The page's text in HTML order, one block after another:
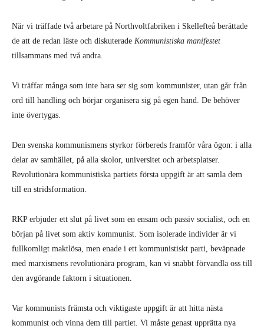
När vi träffade två arbetare på Northvoltfabriken i Skellefteå berättade
de att de redan läste och diskuterade Kommunistiska manifestet
tillsammans med två andra.
Vi träffar många som inte bara ser sig som kommunister, utan går från
ord till handling och börjar organisera sig på egen hand. De behöver
inte övertygas.
Den svenska kommunismens styrkor förbereds framför våra ögon: i alla
delar av samhället, på alla skolor, universitet och arbetsplatser.
Revolutionära kommunistiska partiets första uppgift är att samla dem
till en stridsformation.
RKP erbjuder ett slut på livet som en ensam och passiv socialist, och en
början på livet som aktiv kommunist. Som isolerade individer är vi
fullkomligt maktlösa, men enade i ett kommunistiskt parti, beväpnade
med marxismens revolutionära program, kan vi snabbt förvandla oss till
den avgörande faktorn i situationen.
Var kommunists främsta och viktigaste uppgift är att hitta nästa
kommunist och vinna dem till partiet. Vi måste genast upprätta nya